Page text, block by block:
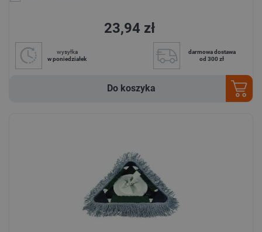
23,94 zł
wysyłka
w poniedziałek
darmowa dostawa
od 300 zł
Do koszyka